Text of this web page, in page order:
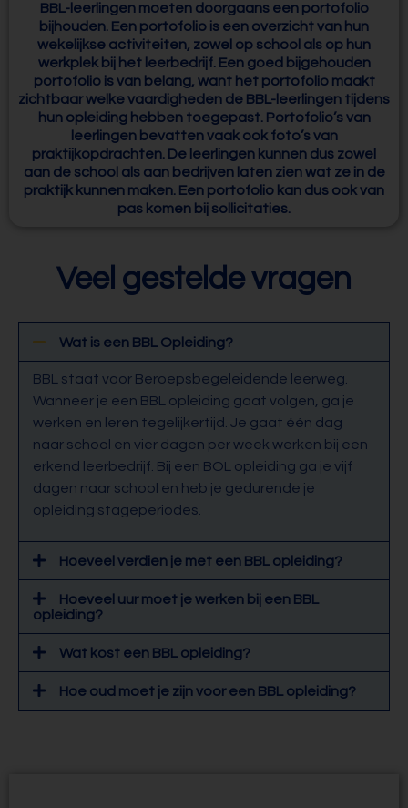
BBL-leerlingen moeten doorgaans een portofolio
bijhouden. Een portofolio is een overzicht van hun
wekelijkse activiteiten, zowel op school als op hun
werkplek bij het leerbedrijf. Een goed bijgehouden
portofolio is van belang, want het portofolio maakt
zichtbaar welke vaardigheden de BBL-leerlingen tijdens
hun opleiding hebben toegepast. Portofolio’s van
leerlingen bevatten vaak ook foto’s van
praktijkopdrachten. De leerlingen kunnen dus zowel
aan de school als aan bedrijven laten zien wat ze in de
praktijk kunnen maken. Een portofolio kan dus ook van
pas komen bij sollicitaties.
Veel gestelde vragen
Wat is een BBL Opleiding?
BBL staat voor Beroepsbegeleidende leerweg.
Wanneer je een BBL opleiding gaat volgen, ga je
werken en leren tegelijkertijd. Je gaat één dag
naar school en vier dagen per week werken bij een
erkend leerbedrijf. Bij een BOL opleiding ga je vijf
dagen naar school en heb je gedurende je
opleiding stageperiodes.
Hoeveel verdien je met een BBL opleiding?
Hoeveel uur moet je werken bij een BBL
opleiding?
Wat kost een BBL opleiding?
Hoe oud moet je zijn voor een BBL opleiding?